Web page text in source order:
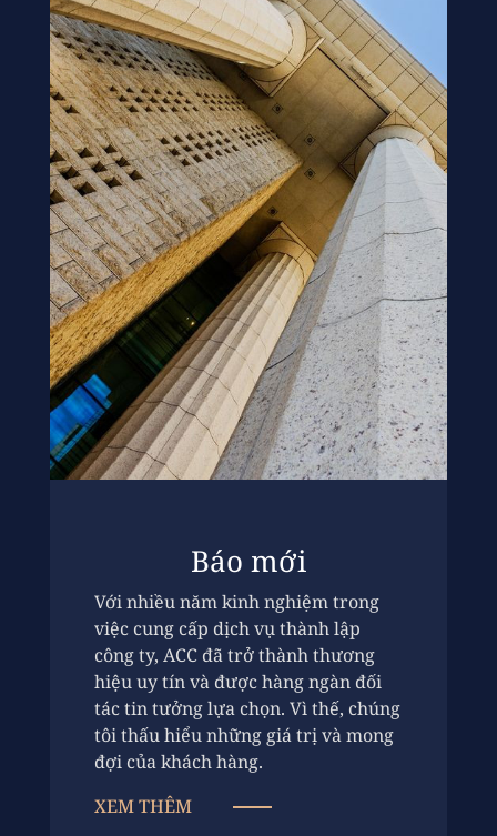
Báo mới
Với nhiều năm kinh nghiệm trong
việc cung cấp dịch vụ thành lập
công ty, ACC đã trở thành thương
hiệu uy tín và được hàng ngàn đối
tác tin tưởng lựa chọn. Vì thế, chúng
tôi thấu hiểu những giá trị và mong
đợi của khách hàng.
XEM THÊM